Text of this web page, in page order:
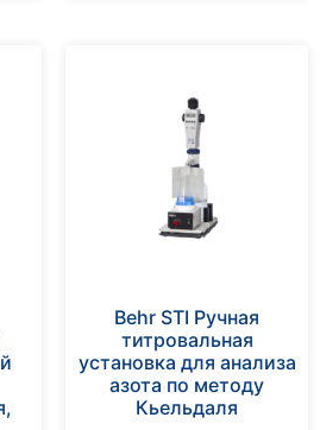
Behr STI Ручная
титровальная
установка для анализа
азота по методу
Кьельдаля